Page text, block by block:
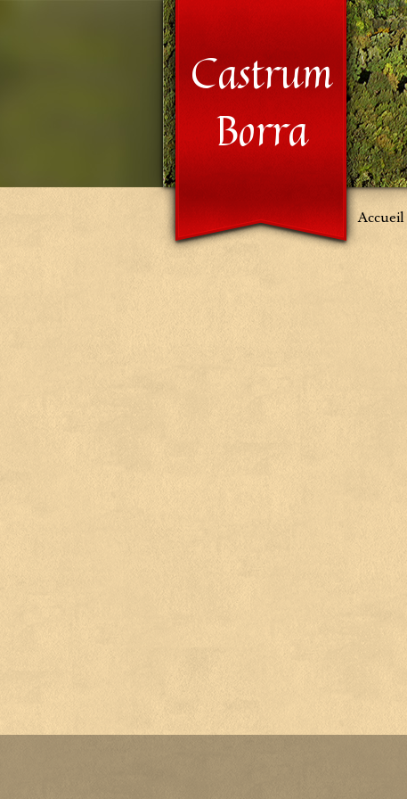
Castrum
Borra
Accueil